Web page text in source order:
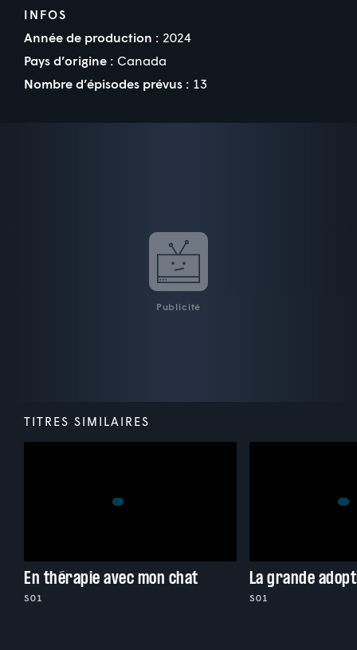
INFOS
Année de production : 2024
Pays d’origine : Canada
Nombre d’épisodes prévus : 13
Publicité
TITRES SIMILAIRES
En thérapie avec mon chat
S01
La grande
S01